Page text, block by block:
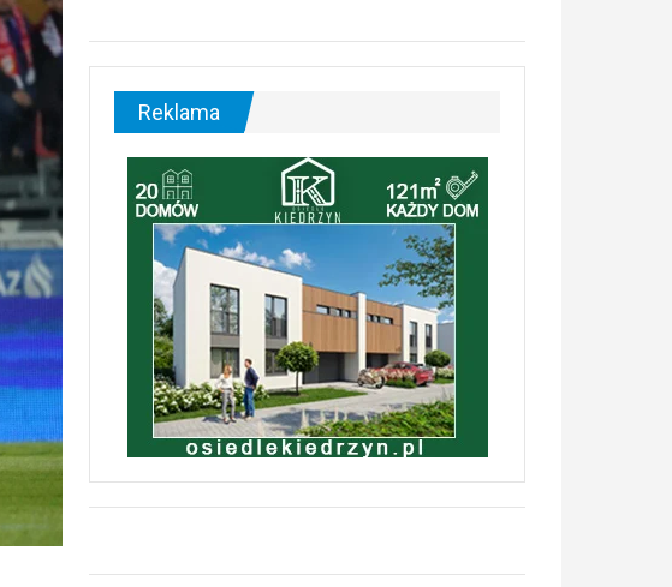
Reklama